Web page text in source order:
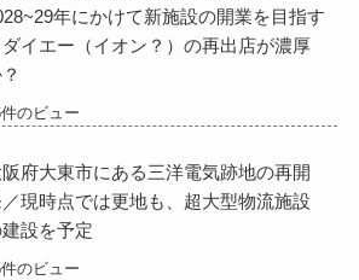
年にかけて新施設の開業を目指す
ダイエー（イオン？）の再出店が濃厚
のビュー
阪府大東市にある三洋電気跡地の再開
現時点では更地も、超大型物流施設
設を予定
のビュー